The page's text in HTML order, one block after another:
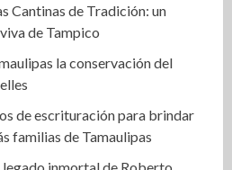
Cantinas de Tradición: un
de Tampico
la conservación del
de escrituración para brindar
familias de Tamaulipas